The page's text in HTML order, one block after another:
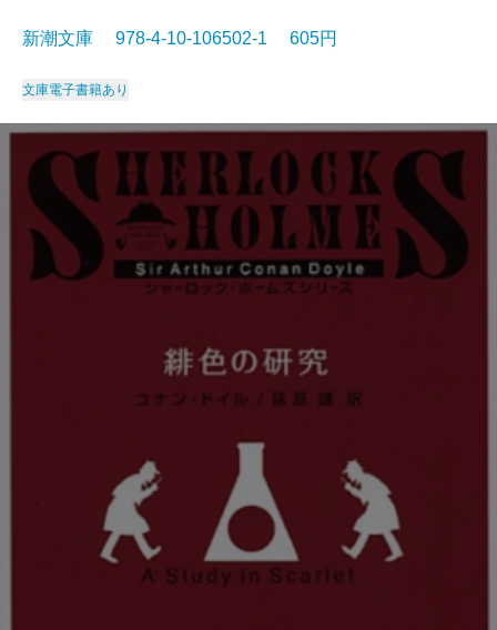
新潮文庫 978-4-10-106502-1 605円
文庫電子書籍あり